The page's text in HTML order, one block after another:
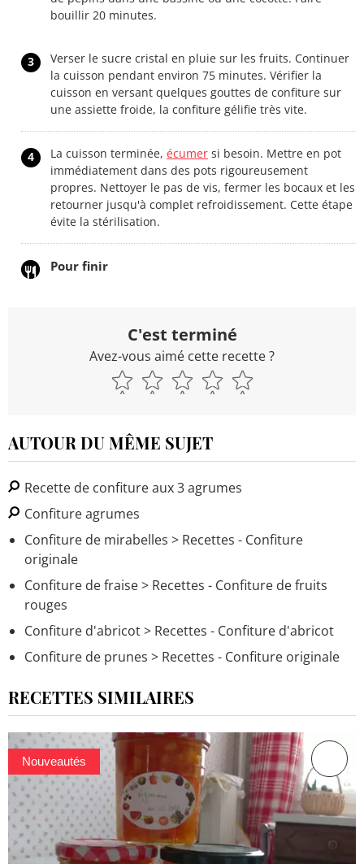
bouillir 20 minutes.
3
Verser le sucre cristal en pluie sur les fruits. Continuer
la cuisson pendant environ 75 minutes. Vérifier la
cuisson en versant quelques gouttes de confiture sur
une assiette froide, la confiture gélifie très vite.
4 La cuisson terminée, écumer si besoin. Mettre en pot
immédiatement dans des pots rigoureusement
propres. Nettoyer le pas de vis, fermer les bocaux et les
retourner jusqu'à complet refroidissement. Cette étape
évite la stérilisation.
Pour finir
C'est terminé
Avez-vous aimé cette recette ?
AUTOUR DU MÊME SUJET
Recette de confiture aux 3 agrumes
Confiture agrumes
Confiture de mirabelles > Recettes - Confiture
originale
Confiture de fraise> Recettes - Confiture de fruits
rouges
Confiture d'abricot> Recettes - Confiture d'abricot
Confiture de prunes > Recettes - Confiture originale
RECETTES SIMILAIRES
Nouveautés